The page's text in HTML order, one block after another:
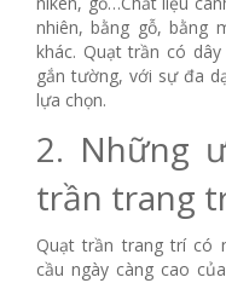
nhiên, bằng gỗ, bằng
khác. Quạt trần có
gắn tường, với sự đa
lựa chọn.
2. Những
trần trang
Quạt trần trang trí có
cầu ngày càng cao